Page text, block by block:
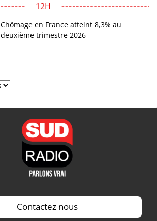
12H
Chômage en France atteint 8,3% au
deuxième trimestre 2026
Contactez nous